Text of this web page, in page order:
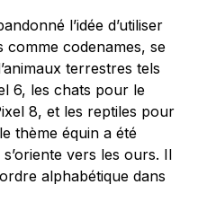
l’idée d’utiliser
comme codenames, se
terrestres tels
6, les chats pour le
8, et les reptiles pour
thème équin a été
vers les ours. Il
alphabétique dans